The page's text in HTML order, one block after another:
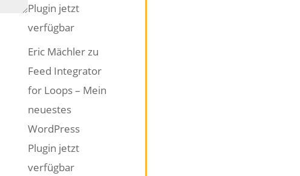
Plugin jetzt
verfügbar
Eric Mächlerzu
Feed Integrator
for Loops – Mein
neuestes
WordPress
Plugin jetzt
verfügbar